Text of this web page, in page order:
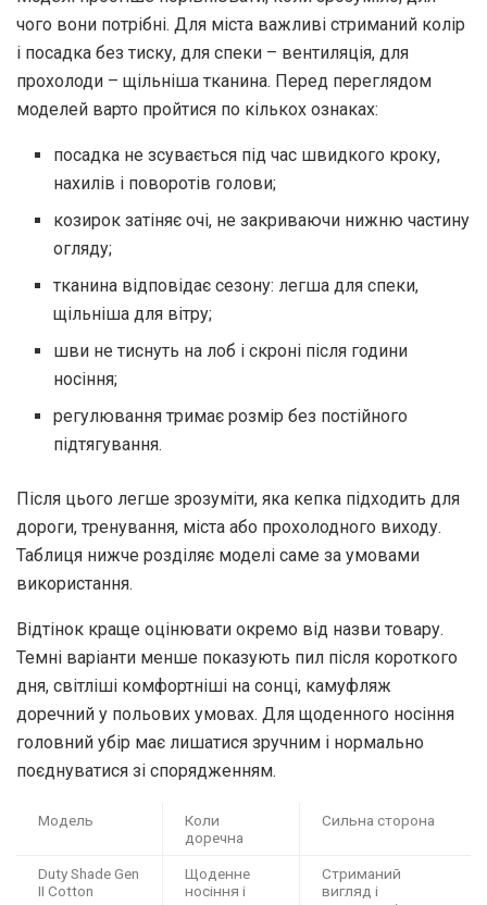
чого вони потрібні. Для міста важливі стриманий колір
і посадка без тиску, для спеки – вентиляція, для
прохолоди – щільніша тканина. Перед переглядом
моделей варто пройтися по кількох ознаках:
посадка не зсувається під час швидкого кроку,
нахилів і поворотів голови;
козирок затіняє очі, не закриваючи нижню частину
огляду;
тканина відповідає сезону: легша для спеки,
щільніша для вітру;
шви не тиснуть на лоб і скроні після години
носіння;
регулювання тримає розмір без постійного
підтягування.
Після цього легше зрозуміти, яка кепка підходить для
дороги, тренування, міста або прохолодного виходу.
Таблиця нижче розділяє моделі саме за умовами
використання.
Відтінок краще оцінювати окремо від назви товару.
Темні варіанти менше показують пил після короткого
дня, світліші комфортніші на сонці, камуфляж
доречний у польових умовах. Для щоденного носіння
головний убір має лишатися зручним і нормально
поєднуватися зі спорядженням.
Модель
Коли
доречна
Сильна сторона
Duty Shade Gen
II Cotton
Щоденне
носіння і
Стриманий
вигляд і